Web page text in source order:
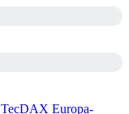
TecDAX Europa-